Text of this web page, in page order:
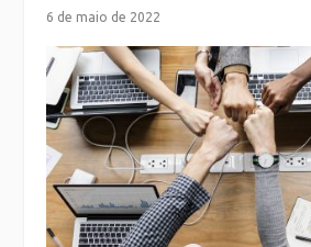
6 de maio de 2022